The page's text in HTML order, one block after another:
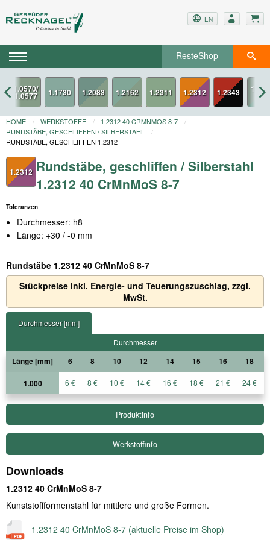
EN
ResteShop
1.2312 1.2343
HOME WERKSTOFFE
1.2312 40 CRMNMOS 8-7
RUNDSTÄBE, GESCHLIFFEN / SILBERSTAHL
RUNDSTÄBE, GESCHLIFFEN 1.2312
1.2312 Rundstäbe, geschliffen / Silberstahl
1.2312 40 CrMnMoS 8-7
Toleranzen
Durchmesser: h8
Länge: +30 / -0 mm
Rundstäbe 1.2312 40 CrMnMoS 8-7
Stückpreise inkl. Energie- und Teuerungszuschlag, zzgl.
MwSt.
Durchmesser [mm]
Durchmesser
Länge [mm] 6 8 10 12 14 15 16 18
1.000 6 € 8 € 10 € 14 € 16 € 18 € 21 € 24 €
Produktinfo
Werkstoffinfo
Downloads
1.2312 40 CrMnMoS 8-7
Kunststoffformenstahl für mittlere und große Formen.
1.2312 40 CrMnMoS 8-7 (aktuelle Preise im Shop)